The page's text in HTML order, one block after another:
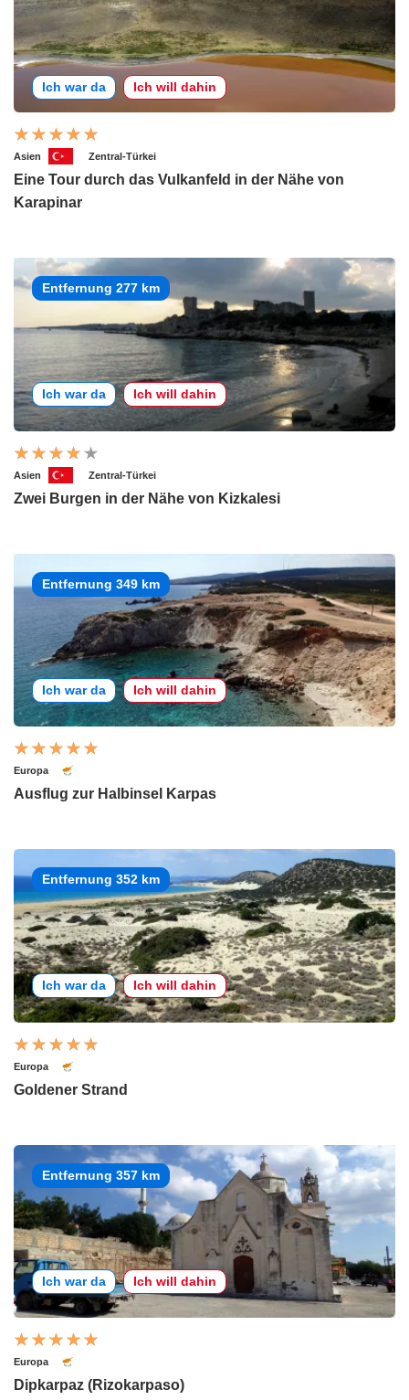
Ich war da Ich will dahin
Asien Zentral-Türkei
Eine Tour durch das Vulkanfeld in der Nähe von
Karapinar
Entfernung 277 km
Ich war da Ich will dahin
Asien Zentral-Türkei
Zwei Burgen in der Nähe von Kizkalesi
Entfernung 349 km
Ich war da Ich will dahin
Europa
Ausflug zur Halbinsel Karpas
Entfernung 352 km
Ich war da Ich will dahin
Europa
Goldener Strand
Entfernung 357 km
Ich war da Ich will dahin
Europa
Dipkarpaz (Rizokarpaso)